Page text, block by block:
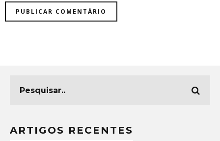
ARTIGOS RECENTES